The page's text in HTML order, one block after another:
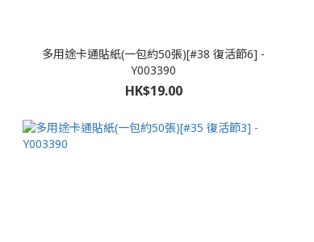
多用途卡通貼紙(一包約50張)[#38 復活節6] -
Y003390
HK$19.00